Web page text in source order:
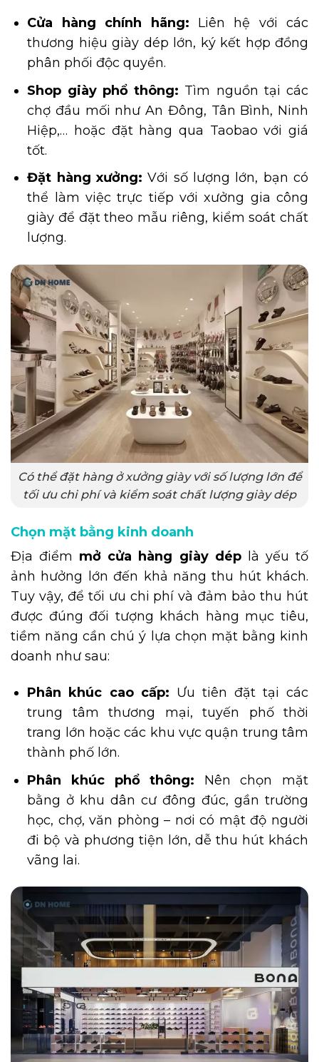
Cửa hàng chính hãng: Liên hệ với các
thương hiệu giày dép lớn, ký kết hợp đồng
phân phối độc quyền.
Shop giày phổ thông: Tìm nguồn tại các
chợ đầu mối như An Đông, Tân Bình, Ninh
Hiệp,… hoặc đặt hàng qua Taobao với giá
tốt.
Đặt hàng xưởng: Với số lượng lớn, bạn có
thể làm việc trực tiếp với xưởng gia công
giày để đặt theo mẫu riêng, kiểm soát chất
lượng.
Có thể đặt hàng ở xưởng giày với số lượng lớn để
tối ưu chi phí và kiểm soát chất lượng giày dép
Chọn mặt bằng kinh doanh
Địa điểm mở cửa hàng giày déplà yếu tố
ảnh hưởng lớn đến khả năng thu hút khách.
Tuy vậy, để tối ưu chi phí và đảm bảo thu hút
được đúng đối tượng khách hàng mục tiêu,
tiềm năng cần chú ý lựa chọn mặt bằng kinh
doanh như sau:
Phân khúc cao cấp: Ưu tiên đặt tại các
trung tâm thương mại, tuyến phố thời
trang lớn hoặc các khu vực quận trung tâm
thành phố lớn.
Phân khúc phổ thông: Nên chọn mặt
bằng ở khu dân cư đông đúc, gần trường
học, chợ, văn phòng – nơi có mật độ người
đi bộ và phương tiện lớn, dễ thu hút khách
vãng lai.